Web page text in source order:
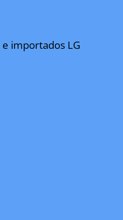
e importados LG